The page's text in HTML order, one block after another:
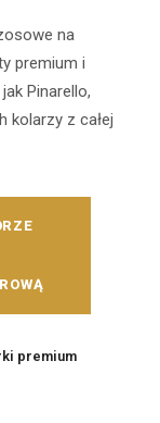
na
premium i
Pinarello,
kolarzy z całej
premium